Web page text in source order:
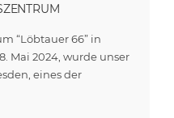
“Löbtauer 66” in
Mai 2024, wurde unser
eines der